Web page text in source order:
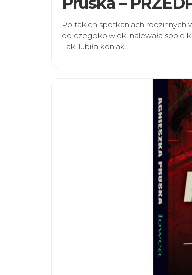
Po takich spotkaniach rodzinnych
do czegokolwiek, nalewała sobie
Tak, lubiła koniak.…